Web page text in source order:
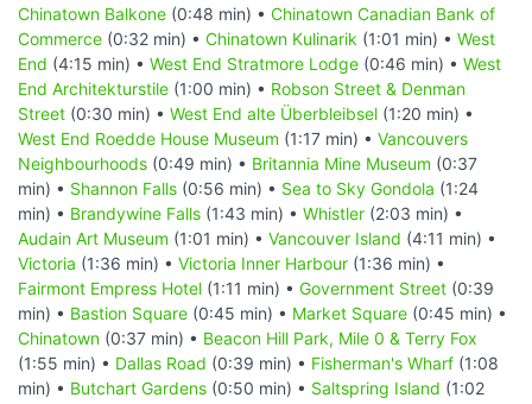
Chinatown Balkone (0:48 min) • Chinatown Canadian Bank of
Commerce (0:32 min) • Chinatown Kulinarik (1:01 min) • West
End (4:15 min) • West End Stratmore Lodge (0:46 min) • West
End Architekturstile (1:00 min) • Robson Street & Denman
Street (0:30 min) • West End alte Überbleibsel (1:20 min) •
West End Roedde House Museum (1:17 min) • Vancouvers
Neighbourhoods (0:49 min) • Britannia Mine Museum (0:37
min) • Shannon Falls (0:56 min) • Sea to Sky Gondola (1:24
min) • Brandywine Falls (1:43 min) • Whistler (2:03 min) •
Audain Art Museum (1:01 min) • Vancouver Island (4:11 min) •
Victoria (1:36 min) • Victoria Inner Harbour (1:36 min) •
Fairmont Empress Hotel (1:11 min) • Government Street (0:39
min) • Bastion Square (0:45 min) • Market Square (0:45 min) •
Chinatown (0:37 min) • Beacon Hill Park, Mile 0 & Terry Fox
(1:55 min) • Dallas Road (0:39 min) • Fisherman's Wharf (1:08
min) • Butchart Gardens (0:50 min) • Saltspring Island (1:02